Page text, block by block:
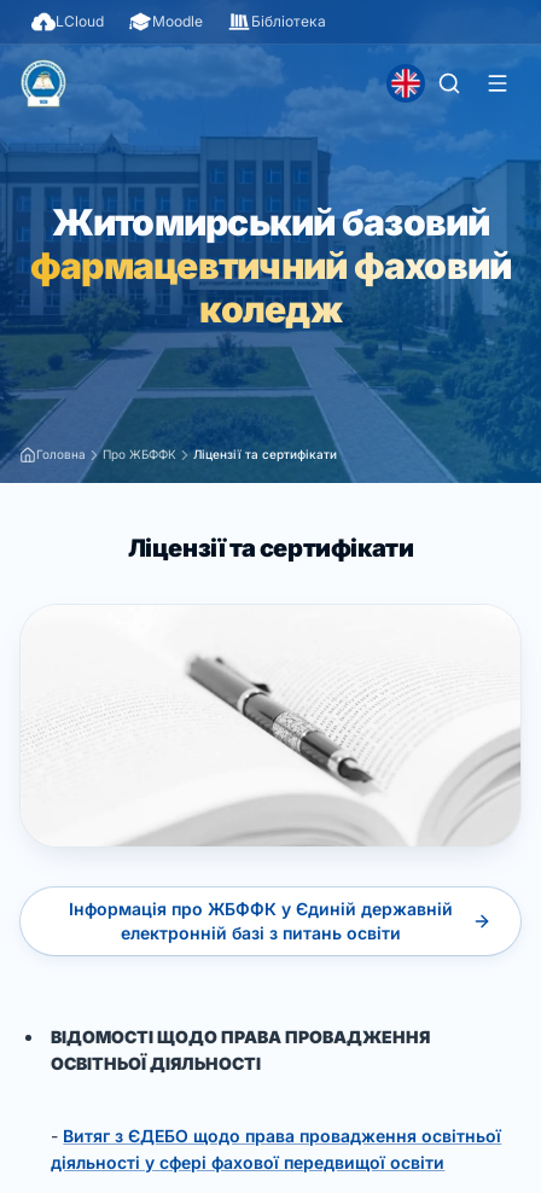
LCloud Moodle Бібліотека
Житомирський базовий
фармацевтичний фаховий
коледж
Головна Про ЖБФФК Ліцензії та сертифікати
Ліцензії та сертифікати
Інформація про ЖБФФК у Єдиній державній
електронній базі з питань освіти
ВІДОМОСТІ ЩОДО ПРАВА ПРОВАДЖЕННЯ
ОСВІТНЬОЇ ДІЯЛЬНОСТІ
- Витяг з ЄДЕБО щодо права провадження освітньої
діяльності у сфері фахової передвищої освіти